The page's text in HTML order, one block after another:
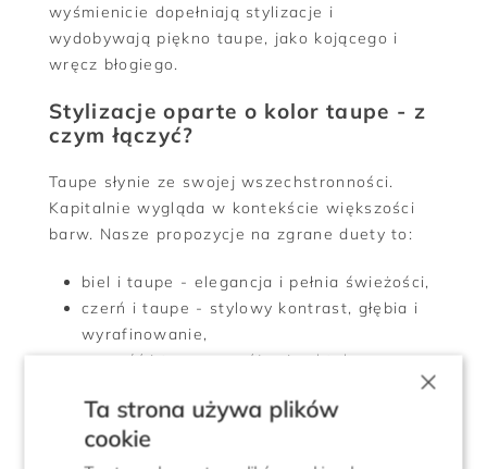
wyśmienicie dopełniają stylizacje i
wydobywają piękno taupe, jako kojącego i
wręcz błogiego.
Stylizacje oparte o kolor taupe - z
czym łączyć?
Taupe słynie ze swojej wszechstronności.
Kapitalnie wygląda w kontekście większości
barw. Nasze propozycje na zgrane duety to:
biel i taupe - elegancja i pełnia świeżości,
czerń i taupe - stylowy kontrast, głębia i
wyrafinowanie,
szarość i taupe - spójny i subtelny
beż oraz inne neutralne odcienie i taupe -
spokój i ciepło,
pastele (np. mięta, róż, błękit, lawenda) i
×
Ta strona używa plików
cookie